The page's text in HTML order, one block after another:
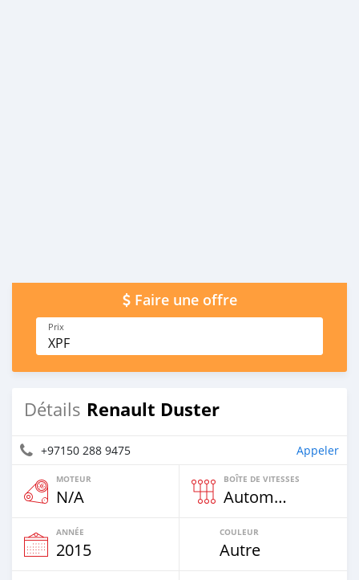
Faire une offre
Prix
XPF
Détails Renault Duster
+97150 288 9475 Appeler
MOTEUR
N/A
BOÎTE DE VITESSES
Automatique
ANNÉE
2015
COULEUR
Autre